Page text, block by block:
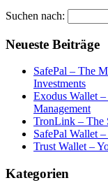
Suchen nach:
Neueste Beiträge
SafePal – The
Investments
Exodus Wallet
Management
TronLink – The
SafePal Wallet
Trust Wallet –
Kategorien